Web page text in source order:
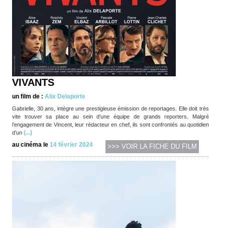
VIVANTS
un film de : Alix Delaporte
Gabrielle, 30 ans, intègre une prestigieuse émission de reportages. Elle doit très
vite trouver sa place au sein d’une équipe de grands reporters. Malgré
l’engagement de Vincent, leur rédacteur en chef, ils sont confrontés au quotidien
d’un (...)
au cinéma le 14 février 2024 >>> VOIR LA FICHE DU FILM